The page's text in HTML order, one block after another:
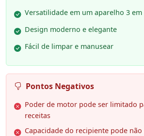
Versatilidade em um aparelho 3 em
Design moderno e elegante
Fácil de limpar e manusear
Pontos Negativos
Poder de motor pode ser limitado
receitas
Capacidade do recipiente pode